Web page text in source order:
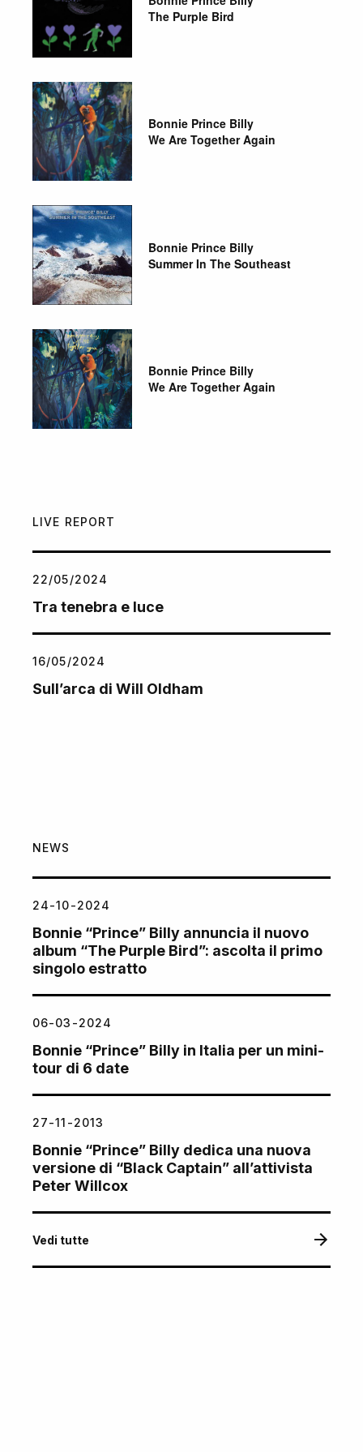
The Purple Bird
Bonnie Prince Billy
We Are Together Again
Bonnie Prince Billy
Summer In The Southeast
Bonnie Prince Billy
We Are Together Again
LIVE REPORT
22/05/2024
Tra tenebra e luce
16/05/2024
Sull’arca di Will Oldham
NEWS
24-10-2024
Bonnie “Prince” Billy annuncia il nuovo
album “The Purple Bird”: ascolta il primo
singolo estratto
06-03-2024
Bonnie “Prince” Billy in Italia per un mini-
tour di 6 date
27-11-2013
Bonnie “Prince” Billy dedica una nuova
versione di “Black Captain” all’attivista
Peter Willcox
Vedi tutte